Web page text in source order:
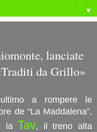
▼
lanciate
da Grillo»
a rompere le
de “La Maddalena”,
la Tav, il treno alta